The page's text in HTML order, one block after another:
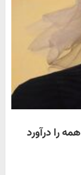
را درآورد